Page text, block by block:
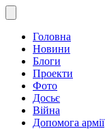
Головна
Новини
Блоги
Проекти
Фото
Досьє
Війна
Допомога армії